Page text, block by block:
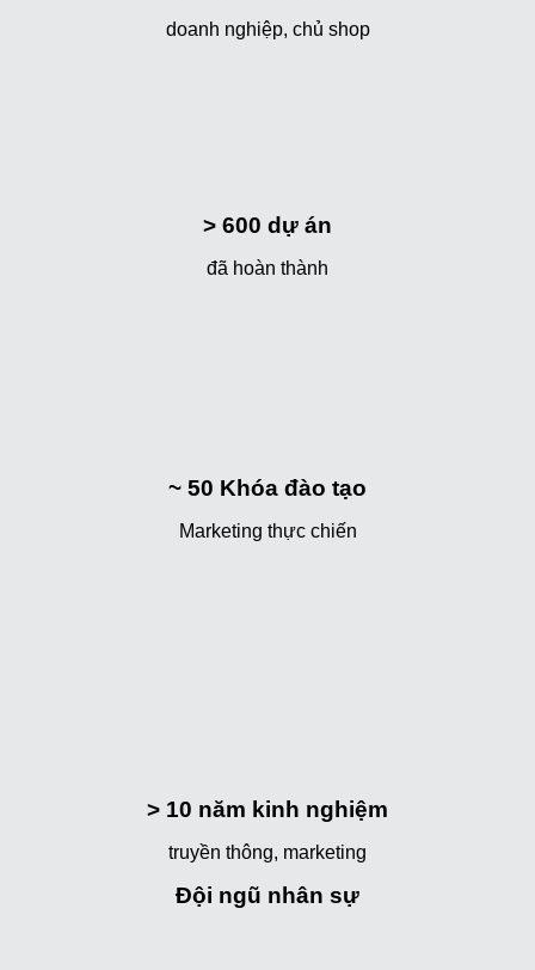
doanh nghiệp, chủ shop
> 600 dự án
đã hoàn thành
~ 50 Khóa đào tạo
Marketing thực chiến
> 10 năm kinh nghiệm
truyền thông, marketing
Đội ngũ nhân sự